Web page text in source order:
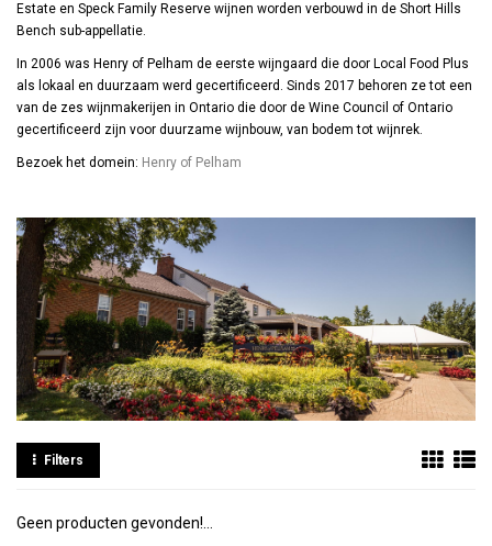
Estate en Speck Family Reserve wijnen worden verbouwd in de Short Hills
Bench sub-appellatie.
In 2006 was Henry of Pelham de eerste wijngaard die door Local Food Plus
als lokaal en duurzaam werd gecertificeerd. Sinds 2017 behoren ze tot een
van de zes wijnmakerijen in Ontario die door de Wine Council of Ontario
gecertificeerd zijn voor duurzame wijnbouw, van bodem tot wijnrek.
Bezoek het domein: Henry of Pelham
Filters
Geen producten gevonden!...